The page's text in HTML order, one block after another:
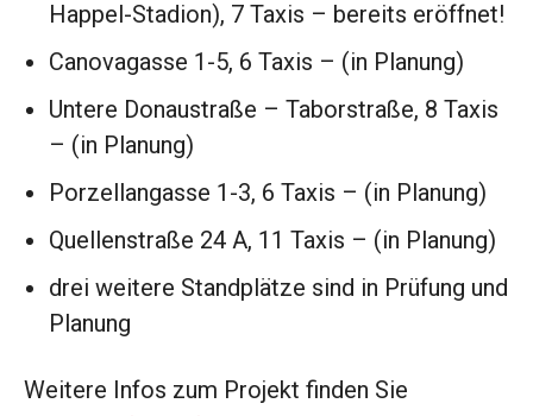
Happel-Stadion), 7 Taxis – bereits eröffnet!
Canovagasse 1-5, 6 Taxis – (in Planung)
Untere Donaustraße – Taborstraße, 8 Taxis
– (in Planung)
Porzellangasse 1-3, 6 Taxis – (in Planung)
Quellenstraße 24 A, 11 Taxis – (in Planung)
drei weitere Standplätze sind in Prüfung und
Planung
Weitere Infos zum Projekt finden Sie